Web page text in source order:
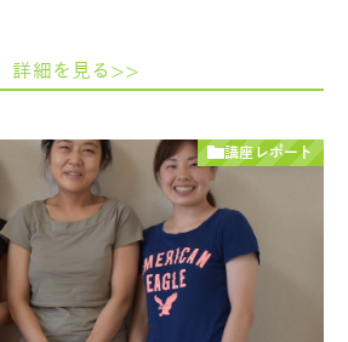
詳細を見る>>
講座レポート